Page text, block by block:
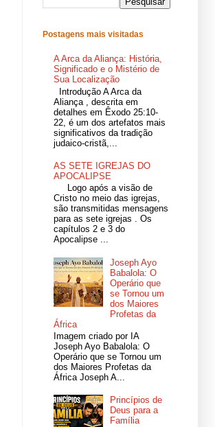
r
Postagens mais visitadas
A Arca da Aliança: História,
Significado e o Mistério de
Sua Localização
Introdução A Arca da
Aliança , descrita em
detalhes em Êxodo 25:10-
22, é um dos artefatos mais
significativos da tradição
judaico-cristã,...
AS SETE IGREJAS DO
APOCALIPSE
Logo após a visão de
Cristo no meio das igrejas,
são transmitidas mensagens
para as sete igrejas . Os
capítulos 2 e 3 do
Apocalipse ...
Joseph Ayo
Babalola: O
Operário que
se Tornou um
dos Maiores
Profetas da
África
Imagem criado por IA
Joseph Ayo Babalola: O
Operário que se Tornou um
dos Maiores Profetas da
África Joseph A...
Princípios de
Deus para a
Família